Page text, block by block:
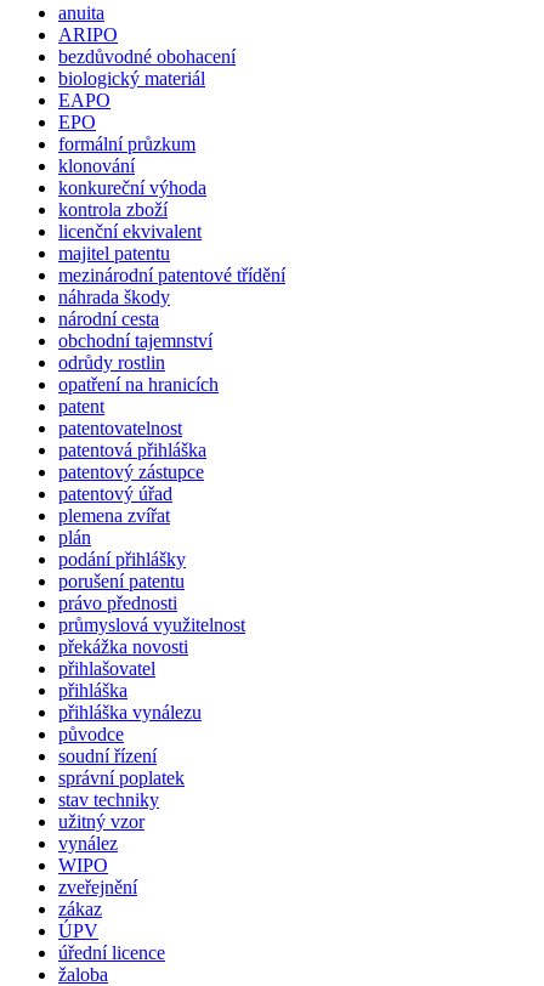
anuita
ARIPO
bezdůvodné obohacení
biologický materiál
EAPO
EPO
formální průzkum
klonování
konkureční výhoda
kontrola zboží
licenční ekvivalent
majitel patentu
mezinárodní patentové třídění
náhrada škody
národní cesta
obchodní tajemnství
odrůdy rostlin
opatření na hranicích
patent
patentovatelnost
patentová přihláška
patentový zástupce
patentový úřad
plemena zvířat
plán
podání přihlášky
porušení patentu
právo přednosti
průmyslová využitelnost
překážka novosti
přihlašovatel
přihláška
přihláška vynálezu
původce
soudní řízení
správní poplatek
stav techniky
užitný vzor
vynález
WIPO
zveřejnění
zákaz
ÚPV
úřední licence
žaloba